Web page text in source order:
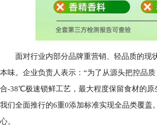
面对行业内部分品牌重营销、轻品质的现
本味。企业负责人表示：“为了从源头把控品
合-38℃极速锁鲜工艺，最大程度保留食材的
我们全面推行的6重0添加标准实现全品类覆
心。